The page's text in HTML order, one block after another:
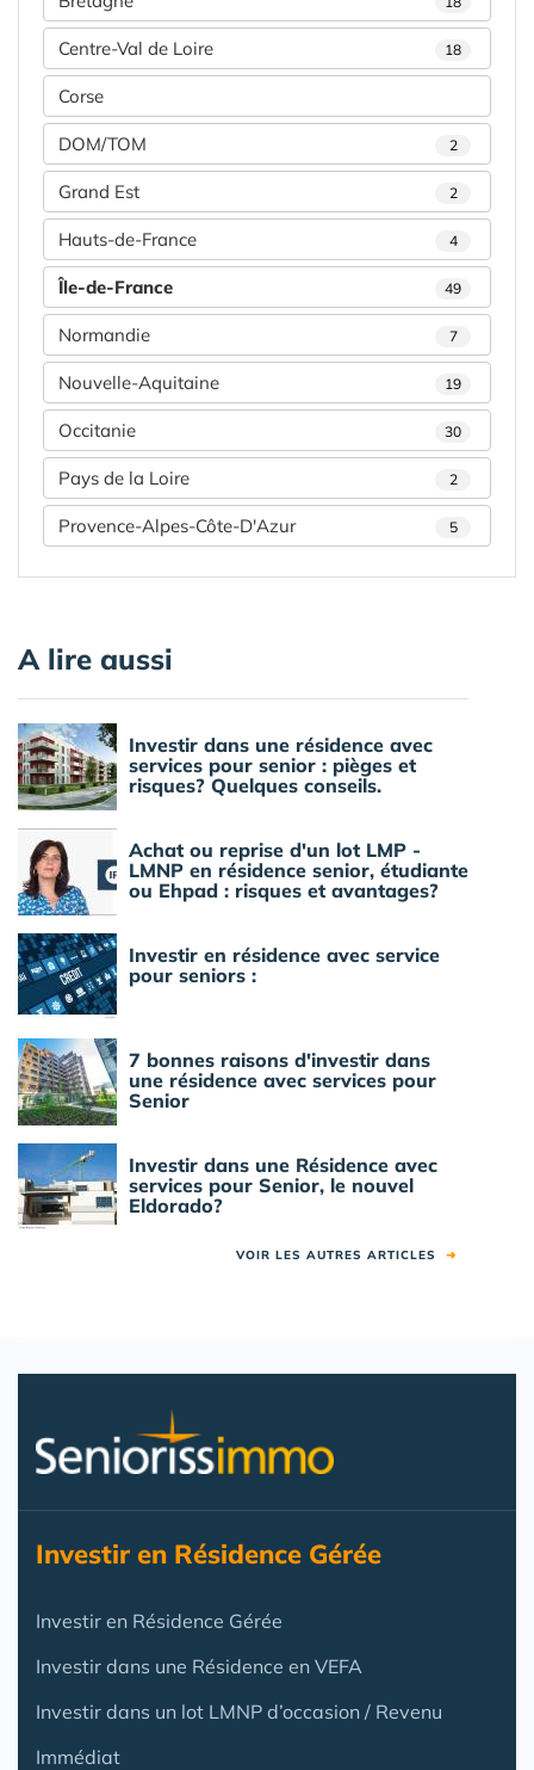
Centre-Val de Loire 18
Corse
DOM/TOM 2
Grand Est 2
Hauts-de-France 4
Île-de-France 49
Normandie 7
Nouvelle-Aquitaine 19
Occitanie 30
Pays de la Loire 2
Provence-Alpes-Côte-D'Azur 5
A lire aussi
Investir dans une résidence avec
services pour senior : pièges et
risques? Quelques conseils.
Achat ou reprise d'un lot LMP -
LMNP en résidence senior, étudiante
ou Ehpad : risques et avantages?
Investir en résidence avec service
pour seniors :
7 bonnes raisons d'investir dans
une résidence avec services pour
Senior
Investir dans une Résidence avec
services pour Senior, le nouvel
Eldorado?
VOIR LES AUTRES ARTICLES ➜
Investir en Résidence Gérée
Investir en Résidence Gérée
Investir dans une Résidence en VEFA
Investir dans un lot LMNP d’occasion / Revenu
Immédiat